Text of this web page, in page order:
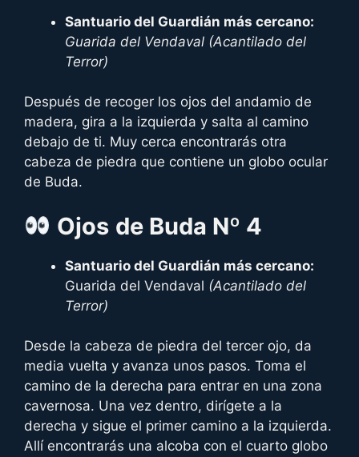
Santuario del Guardián más cercano:
Guarida del Vendaval (Acantilado del
Terror)
Después de recoger los ojos del andamio de
madera, gira a la izquierda y salta al camino
debajo de ti. Muy cerca encontrarás otra
cabeza de piedra que contiene un globo ocular
de Buda.
Ojos de Buda Nº 4
Santuario del Guardián más cercano:
Guarida del Vendaval (Acantilado del
Terror)
Desde la cabeza de piedra del tercer ojo, da
media vuelta y avanza unos pasos. Toma el
camino de la derecha para entrar en una zona
cavernosa. Una vez dentro, dirígete a la
derecha y sigue el primer camino a la izquierda.
Allí encontrarás una alcoba con el cuarto globo